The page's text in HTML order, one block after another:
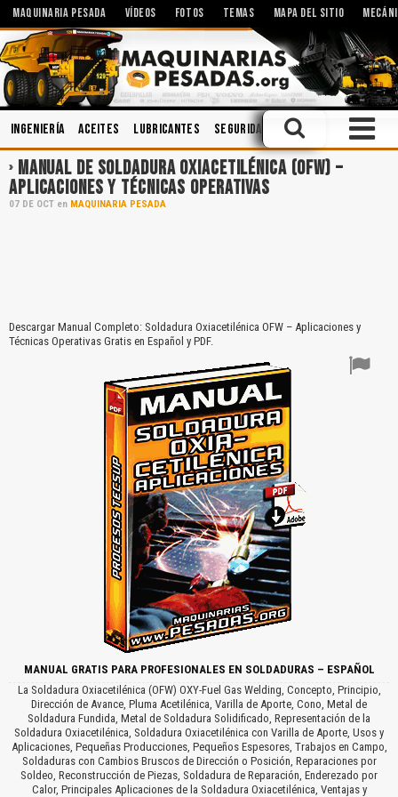
MAQUINARIA PESADA VÍDEOS FOTOS TEMAS MAPA DEL SITIO
Ingeniería Aceites Lubricantes Seguridad Industrial Seguridad
MANUAL DE SOLDADURA OXIACETILÉNICA (OFW) –
APLICACIONES Y TÉCNICAS OPERATIVAS
07 DE OCT en MAQUINARIA PESADA
Descargar Manual Completo: Soldadura Oxiacetilénica OFW – Aplicaciones y
Técnicas Operativas Gratis en Español y PDF.
MANUAL GRATIS PARA PROFESIONALES EN SOLDADURAS – ESPAÑOL
La Soldadura Oxiacetilénica (OFW) OXY-Fuel Gas Welding, Concepto, Principio,
Dirección de Avance, Pluma Acetilénica, Varilla de Aporte, Cono, Metal de
Soldadura Fundida, Metal de Soldadura Solidificado, Representación de la
Soldadura Oxiacetilénica, Soldadura Oxiacetilénica con Varilla de Aporte, Usos y
Aplicaciones, Pequeñas Producciones, Pequeños Espesores, Trabajos en Campo,
Soldaduras con Cambios Bruscos de Dirección o Posición, Reparaciones por
Soldeo, Reconstrucción de Piezas, Soldadura de Reparación, Enderezado por
Calor, Principales Aplicaciones de la Soldadura Oxiacetilénica, Ventajas y